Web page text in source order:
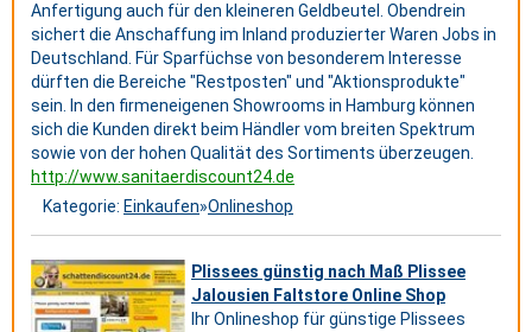
Anfertigung auch für den kleineren Geldbeutel. Obendrein
sichert die Anschaffung im Inland produzierter Waren Jobs in
Deutschland. Für Sparfüchse von besonderem Interesse
dürften die Bereiche "Restposten" und "Aktionsprodukte"
sein. In den firmeneigenen Showrooms in Hamburg können
sich die Kunden direkt beim Händler vom breiten Spektrum
sowie von der hohen Qualität des Sortiments überzeugen.
http://www.sanitaerdiscount24.de
Kategorie: Einkaufen»Onlineshop
Plissees günstig nach Maß Plissee
Jalousien Faltstore Online Shop
Ihr Onlineshop für günstige Plissees